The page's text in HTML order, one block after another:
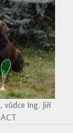
vůdce Ing. Jiří